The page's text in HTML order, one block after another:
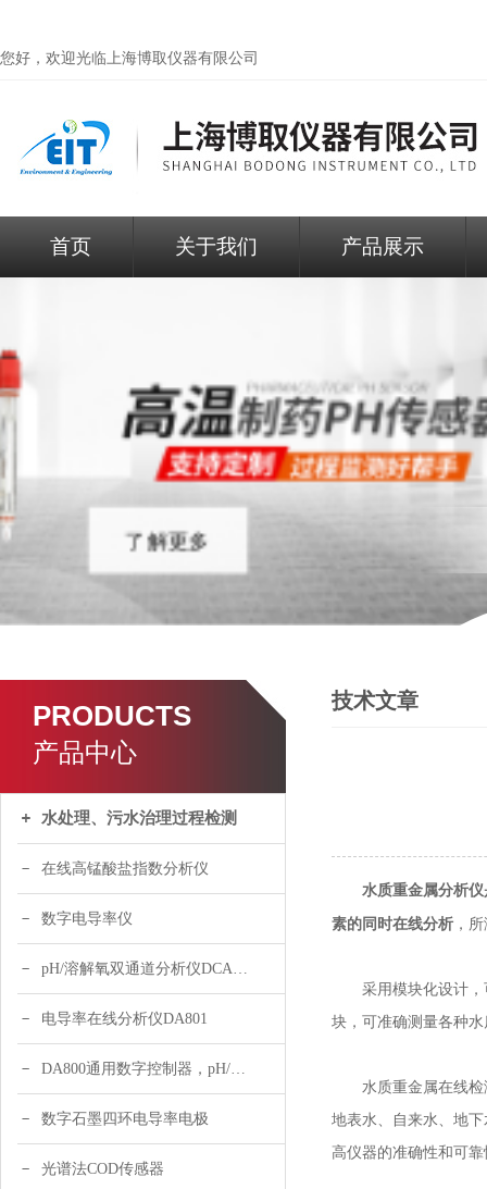
您好，欢迎光临上海博取仪器有限公司
首页 关于我们 产品展示
PRODUCTS
产品中心
水处理、污水治理过程检测
在线高锰酸盐指数分析仪
数字电导率仪
pH/溶解氧双通道分析仪DCA120
电导率在线分析仪DA801
DA800通用数字控制器，pH/DO/ORP多参数
数字石墨四环电导率电极
光谱法COD传感器
技术文章
水质重金属分析仪
素的同时在线分析 ，
采用模块化设计，可
块，可准确测量各种
水质重金属在线检测
地表水、自来水、地
高仪器的准确性和可靠